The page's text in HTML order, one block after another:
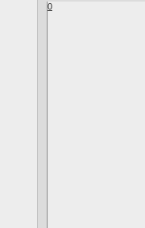
0